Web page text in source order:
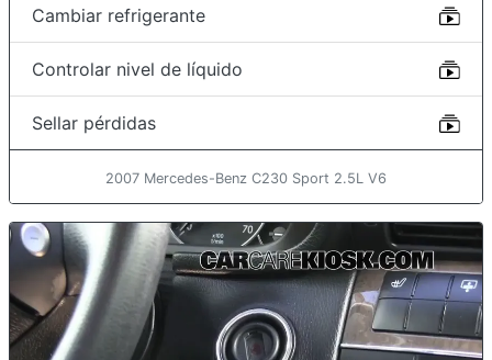
Cambiar refrigerante
Controlar nivel de líquido
Sellar pérdidas
2007 Mercedes-Benz C230 Sport 2.5L V6